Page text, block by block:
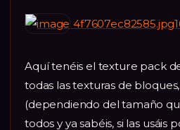
Aquí tenéis el texture pack
todas las texturas de
(dependiendo del tamaño
todos y ya sabéis, si las